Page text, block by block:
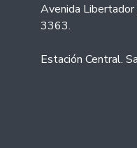
Avenida Libertador
3363.
Estación Central.